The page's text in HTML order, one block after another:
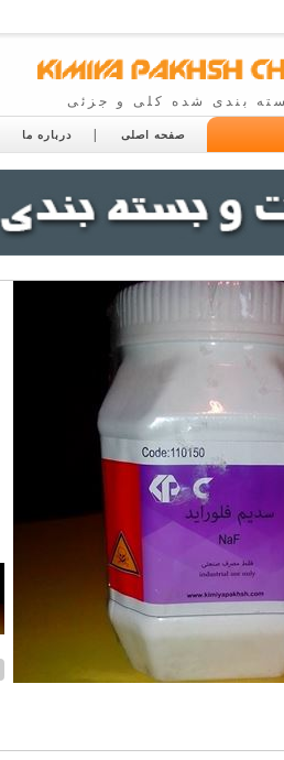
بندی شده کلی و جزئی
صفحه اصلی درباره ما